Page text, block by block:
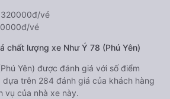
vé
vé
chất lượng xe Như Ý 78 (Phú Yên)
Yên) được đánh giá với số điểm
trên 284 đánh giá của khách hàng
vụ của nhà xe này.